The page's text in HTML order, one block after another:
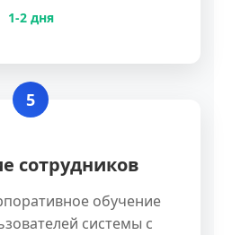
1-2 дня
5
сотрудников
обучение
системы с